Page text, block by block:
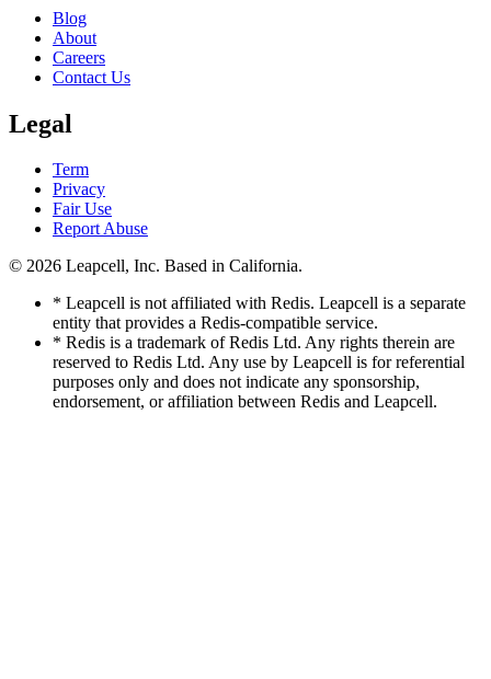
Blog
About
Careers
Contact Us
Legal
Term
Privacy
Fair Use
Report Abuse
© 2026 Leapcell, Inc. Based in California.
* Leapcell is not affiliated with Redis. Leapcell is a separate
entity that provides a Redis-compatible service.
* Redis is a trademark of Redis Ltd. Any rights therein are
reserved to Redis Ltd. Any use by Leapcell is for referential
purposes only and does not indicate any sponsorship,
endorsement, or affiliation between Redis and Leapcell.